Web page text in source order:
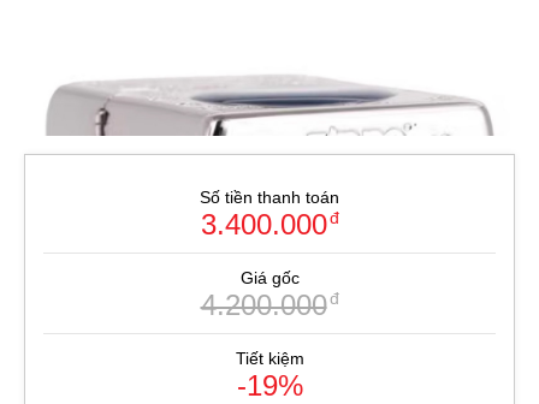
Số tiền thanh toán
3.400.000đ
Giá gốc
4.200.000đ
Tiết kiệm
-19%